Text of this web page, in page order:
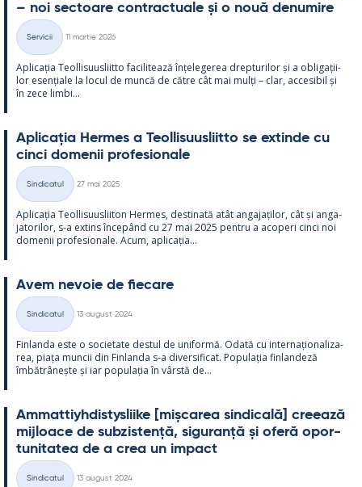
– noi sec­toare cont­rac­tuale și o nouă de­nu­mire
Categorii
Servicii
11 martie 2026
Aplicația Teol­li­suus­liitto faci­li­tează înțe­le­ge­rea drep­tu­ri­lor și a obli­gații­
lor esențiale la locul de muncă de către cât mai mulți – clar, acce­si­bil și
în zece limbi...
Aplicația Her­mes a Teol­li­suus­liitto se ex­tinde cu
cinci do­me­nii pro­fe­sio­nale
Categorii
Sindicatul
27 mai 2025
Aplicația Teol­li­suus­lii­ton Her­mes, des­ti­nată atât an­ga­jați­lor, cât și an­ga­
ja­to­ri­lor, s-a ex­tins începând cu 27 mai 2025 pentru a aco­peri cinci noi
do­me­nii pro­fe­sio­nale. Acum, aplicația...
Avem ne­voie de fiecare
Categorii
Sindicatul
13 august 2024
Fin­landa este o socie­tate des­tul de uni­formă. Odată cu in­ter­națio­na­liza­
rea, piața muncii din Fin­landa s-a di­ver­si­ficat. Po­pu­lația fin­lan­deză
îmbătrâ­nește și iar po­pu­lația în vârstă de...
Am­mat­tiyh­dis­tys­liike [mișca­rea sin­dicală] cree­ază
mij­loace de subzis­tență, si­gu­ranță și oferă opor­
tu­ni­ta­tea de a crea un im­pact
Sindicatul
13 august 2024